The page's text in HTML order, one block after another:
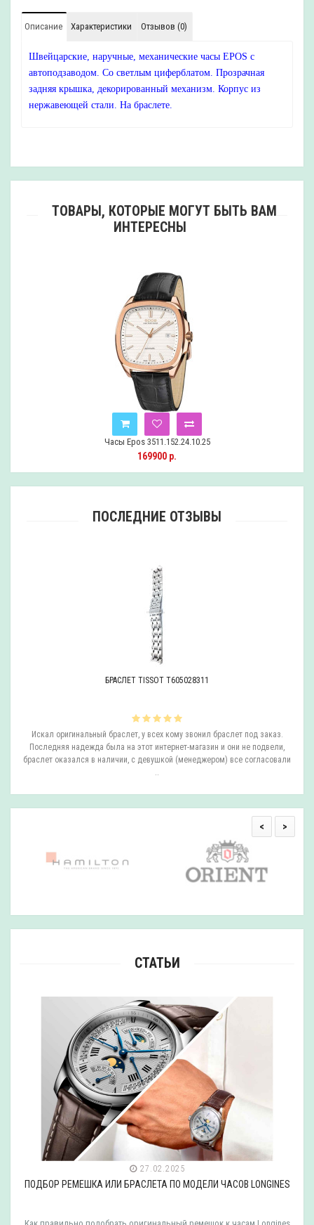
Описание Характеристики Отзывов (0)
Швейцарские, наручные, механические часы EPOS с
автоподзаводом. Со светлым циферблатом. Прозрачная
задняя крышка, декорированный механизм. Корпус из
нержавеющей стали. На браслете.
ТОВАРЫ, КОТОРЫЕ МОГУТ БЫТЬ ВАМ
ИНТЕРЕСНЫ
Часы Epos 3511.152.24.10.25
169900 р.
ПОСЛЕДНИЕ ОТЗЫВЫ
БРАСЛЕТ TISSOT T605028311
Искал оригинальный браслет, у всех кому звонил браслет под заказ.
Последняя надежда была на этот интернет-магазин и они не подвели,
браслет оказался в наличии, с девушкой (менеджером) все согласовали
..
< >
СТАТЬИ
27.02.2025
ПОДБОР РЕМЕШКА ИЛИ БРАСЛЕТА ПО МОДЕЛИ ЧАСОВ LONGINES